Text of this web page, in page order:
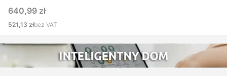
Cena
640,99 zł
Cena
521,13 złbez VAT